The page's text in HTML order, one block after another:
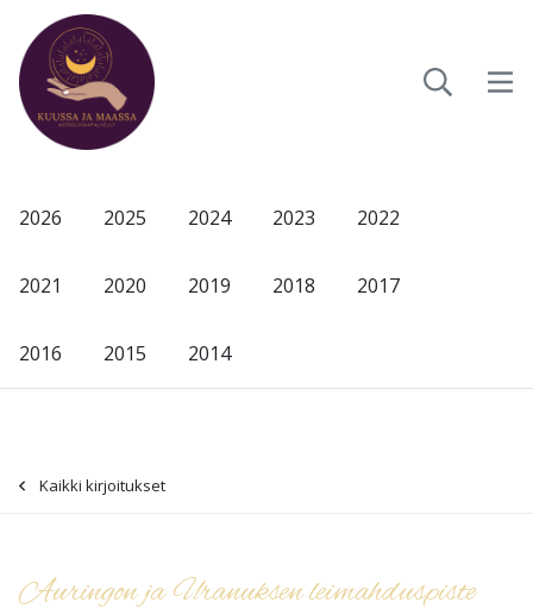
2026 2025 2024 2023 2022
2021 2020 2019 2018 2017
2016 2015 2014
Kaikki kirjoitukset
Auringon ja Uranuksen leimahduspiste